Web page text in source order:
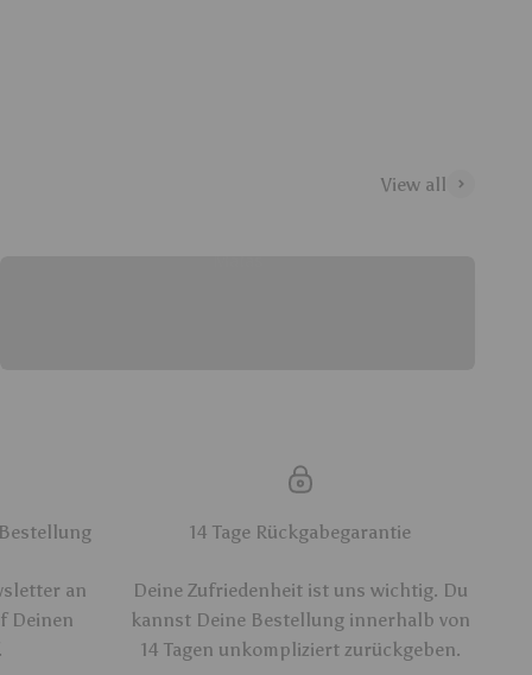
View all
an
Deinen
14 Tage Rückgabegarantie
Deine Zufriedenheit ist uns wichtig. Du
kannst Deine Bestellung innerhalb von
14 Tagen unkompliziert zurückgeben.